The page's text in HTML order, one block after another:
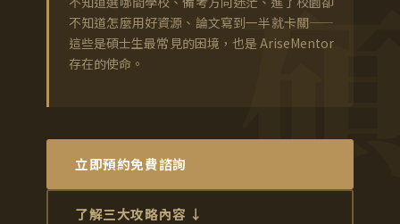
不知道怎麼用好資源、論文寫到一半就卡關——
這些是碩士生最常見的困境，也是 AriseMentor
存在的使命。
立即預約免費諮詢
了解三大攻略內容 ↓